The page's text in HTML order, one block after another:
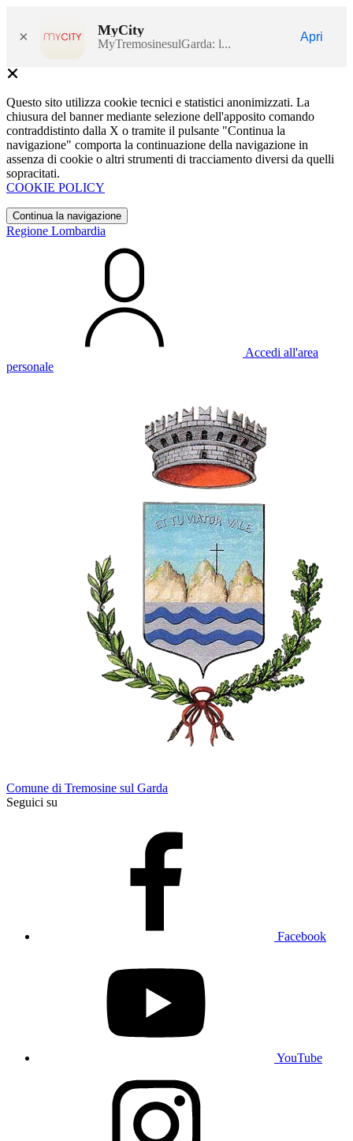
× MyCity
MyTremosinesulGarda: l...
Apri
Questo sito utilizza cookie tecnici e statistici anonimizzati. La
chiusura del banner mediante selezione dell'apposito comando
contraddistinto dalla X o tramite il pulsante "Continua la
navigazione" comporta la continuazione della navigazione in
assenza di cookie o altri strumenti di tracciamento diversi da quelli
sopracitati.
COOKIE POLICY
Continua la navigazione
Regione Lombardia
Accedi all'area
personale
Comune di Tremosine sul Garda
Seguici su
Facebook
YouTube